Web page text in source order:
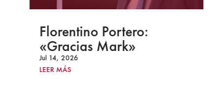
Florentino Portero:
«Gracias Mark»
Jul 14, 2026
LEER MÁS